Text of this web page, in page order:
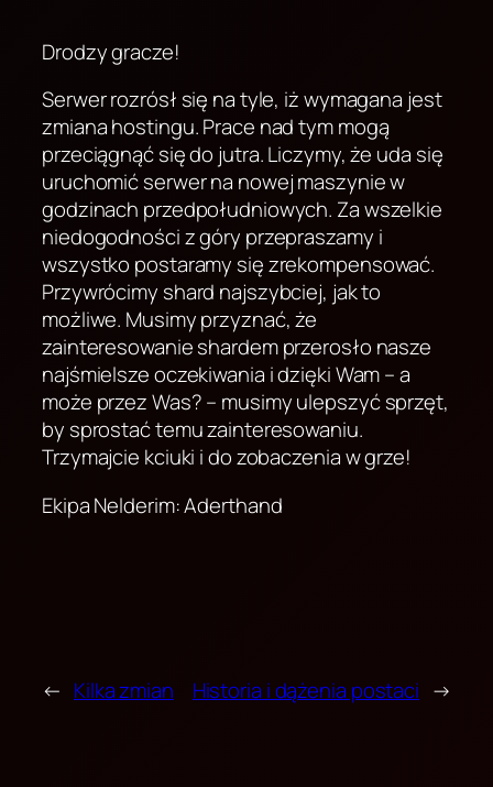
Drodzy gracze!
Serwer rozrósł się na tyle, iż wymagana jest
zmiana hostingu. Prace nad tym mogą
przeciągnąć się do jutra. Liczymy, że uda się
uruchomić serwer na nowej maszynie w
godzinach przedpołudniowych. Za wszelkie
niedogodności z góry przepraszamy i
wszystko postaramy się zrekompensować.
Przywrócimy shard najszybciej, jak to
możliwe. Musimy przyznać, że
zainteresowanie shardem przerosło nasze
najśmielsze oczekiwania i dzięki Wam – a
może przez Was? – musimy ulepszyć sprzęt,
by sprostać temu zainteresowaniu.
Trzymajcie kciuki i do zobaczenia w grze!
Ekipa Nelderim: Aderthand
← Kilka zmian Historia i dążenia postaci →